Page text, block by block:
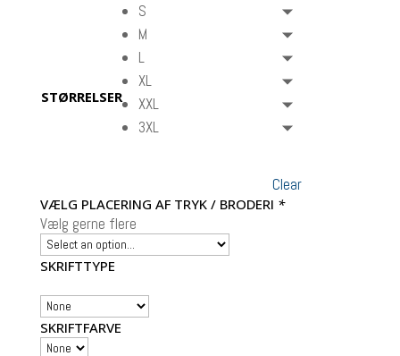
STØRRELSER
S
M
L
XL
XXL
3XL
Clear
VÆLG PLACERING AF TRYK / BRODERI *
Vælg gerne flere
SKRIFTTYPE
SKRIFTFARVE